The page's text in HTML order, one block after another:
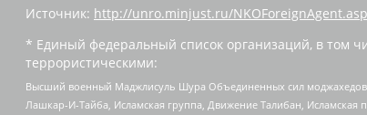
Источник: http://unro.minjust.ru/
* Единый федеральный список организаций, в том
террористическими:
Высший военный Маджлисуль Шура Объединенных сил моджахедов
Лашкар-И-Тайба, Исламская группа, Движение Талибан,